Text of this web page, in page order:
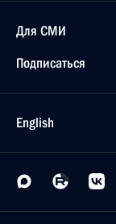
Для СМИ
Подписаться
English